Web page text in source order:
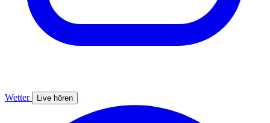
Wetter Live hören